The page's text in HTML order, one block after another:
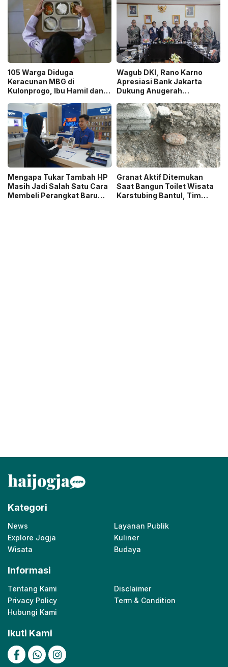
Bawen Agustus 2026
Modern
105 Warga Diduga
Keracunan MBG di
Kulonprogo, Ibu Hamil dan
Terdampak
Wagub DKI, Rano Karno
Apresiasi Bank Jakarta
Dukung Anugerah
Dorong Karya Berkualitas
Sambut 5 Abad Jakarta
Mengapa Tukar Tambah HP
Masih Jadi Salah Satu Cara
Membeli Perangkat Baru
Granat Aktif Ditemukan
Saat Bangun Toilet Wisata
Karstubing Bantul, Tim
Kategori
News
Layanan Publik
Explore Jogja
Kuliner
Wisata
Budaya
Informasi
Tentang Kami
Disclaimer
Privacy Policy
Term & Condition
Hubungi Kami
Ikuti Kami